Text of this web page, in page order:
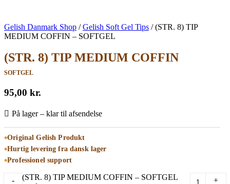
Gelish Danmark Shop /Gelish Soft Gel Tips /(STR. 8) TIP
MEDIUM COFFIN – SOFTGEL
(STR. 8) TIP MEDIUM COFFIN
SOFTGEL
95,00 kr.
På lager – klar til afsendelse
Original Gelish Produkt
Hurtig levering fra dansk lager
Professionel support
-
(STR. 8) TIP MEDIUM COFFIN – SOFTGEL
+